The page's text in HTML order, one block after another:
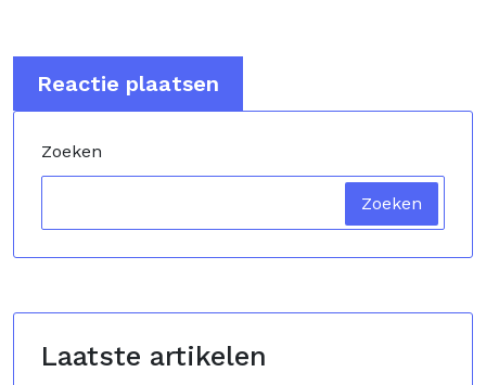
Zoeken
Zoeken
Laatste artikelen